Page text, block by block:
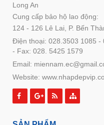
Long An
Cung cấp bảo hộ lao động:
124 - 126 Lê Lai, P. Bến
Điện thoại: 028.3503 1085 -
- Fax: 028. 5425 1579
Email:
Website: